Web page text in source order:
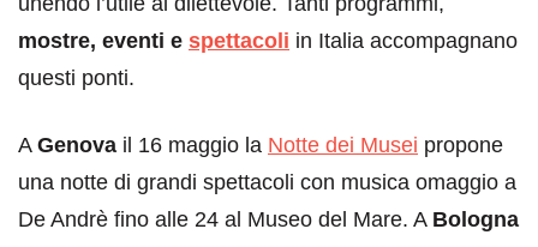
mostre, eventi e spettacoli in Italia accompagnano
questi ponti.
A Genova il 16 maggio la Notte dei Musei propone
una notte di grandi spettacoli con musica omaggio a
De Andrè fino alle 24 al Museo del Mare. A Bologna